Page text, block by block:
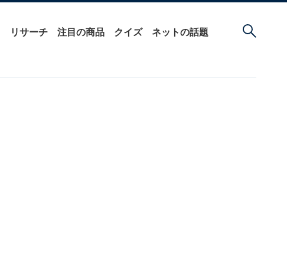
リサーチ 注目の商品 クイズ ネットの話題